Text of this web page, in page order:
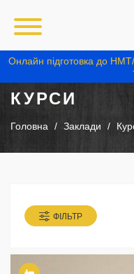
Онлайн підготовка до
КУРСИ
Головна Заклади
ФІЛЬТР